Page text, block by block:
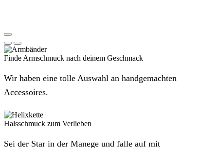
Finde Armschmuck nach deinem Geschmack
Wir haben eine tolle Auswahl an handgemachten
Accessoires.
Halsschmuck zum Verlieben
Sei der Star in der Manege und falle auf mit